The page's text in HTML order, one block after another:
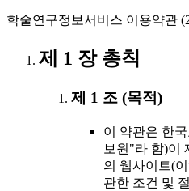
학술연구정보서비스 이용약관
제 1 장 총칙
제 1 조 (목적)
이 약관은 한
보원"라 함)이
의 웹사이트(
관한 조건 및